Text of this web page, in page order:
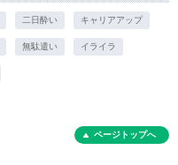
二日酔い キャリアアップ
無駄遣い イライラ
ページトップへ